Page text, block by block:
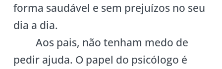
forma saudável e sem prejuízos no seu
dia a dia.
Aos pais, não tenham medo de
pedir ajuda. O papel do psicólogo é